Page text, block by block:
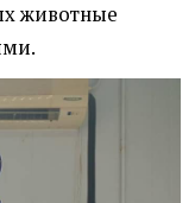
животные